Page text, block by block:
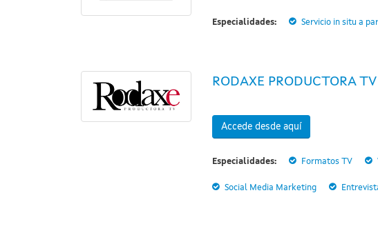
Especialidades: Servicio in situ a
RODAXE PRODUCTORA TV
Accede desde aquí
Especialidades: Formatos TV
Social Media Marketing